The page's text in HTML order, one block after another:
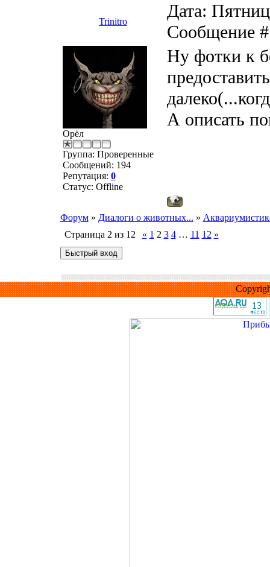
Trinitro
Дата:
Сообщение
Орёл
Группа: Проверенные
Сообщений: 194
Репутация: 0
Статус: Offline
Ну фотки к
А описать
Форум » Диалоги о животных... »
Страница 2 из 12 « 1 2 3 4 … 11 12 »